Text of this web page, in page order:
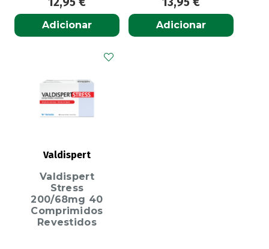
Adicionar Adicionar
Valdispert
Valdispert
Stress
200/68mg 40
Comprimidos
Revestidos